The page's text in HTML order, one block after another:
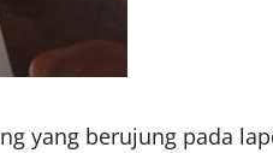
yang berujung pada